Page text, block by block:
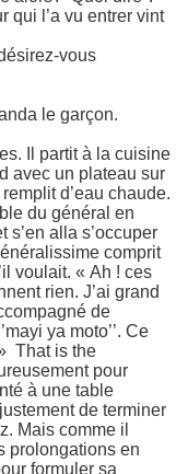
qui l’a vu entrer vint
vous
le garçon.
Il partit à la cuisine
avec un plateau sur
d’eau chaude.
du général en
s’en alla s’occuper
comprit
voulait. « Ah ! ces
rien. J’ai grand
de
ya moto’’. Ce
That is the
pour
à une table
de terminer
Mais comme il
prolongations en
formuler sa